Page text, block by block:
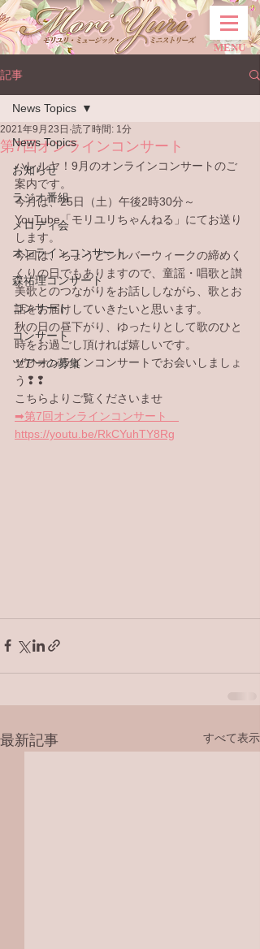
MENU
記事
News Topics
お知らせ
ラジオ番組
メロディ会
オンラインコンサート
森祐理コンサート
コンサート
コンサート
ツアーの募集
News Topics
第7回オンラインコンサート
2021年9月23日 読了時間: 1分
ハレルヤ！9月のオンラインコンサートのご
案内です。
今月は、25日（土）午後2時30分～
YouTube「モリユリちゃんねる」にてお送り
します。
今回は、ちょうどシルバーウィークの締めく
くりの日でもありますので、童謡・唱歌と讃
美歌とのつながりをお話ししながら、歌とお
話をお届けしていきたいと思います。
秋の日の昼下がり、ゆったりとして歌のひと
時をお過ごし頂ければ嬉しいです。
ぜひオンラインコンサートでお会いしましょ
う❢❢
こちらよりご覧くださいませ
➡第7回オンラインコンサート
https://youtu.be/RkCYuhTY8Rg
最新記事 すべて表示